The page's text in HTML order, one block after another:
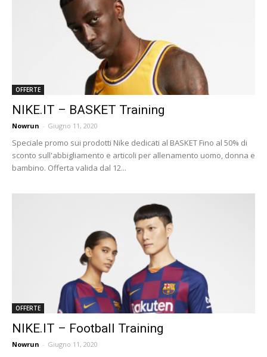
OFFERTE
NIKE.IT – BASKET Training
Nowrun - Giugno 11, 2020
Speciale promo sui prodotti Nike dedicati al BASKET Fino al 50% di
sconto sull'abbigliamento e articoli per allenamento uomo, donna e
bambino. Offerta valida dal 12...
OFFERTE
NIKE.IT – Football Training
Nowrun - Giugno 11, 2020